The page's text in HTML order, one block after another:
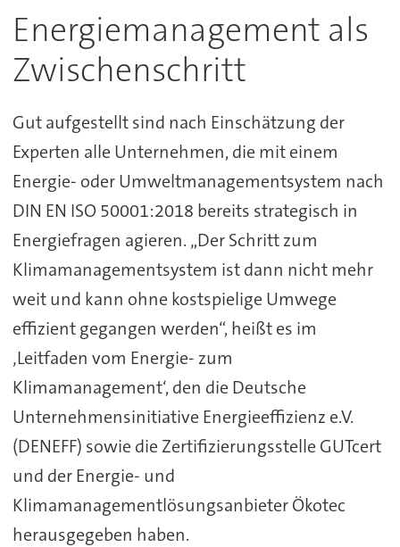
Energiemanagement als
Zwischenschritt
Gut aufgestellt sind nach Einschätzung der
Experten alle Unternehmen, die mit einem
Energie- oder Umweltmanagementsystem nach
DIN EN ISO 50001:2018 bereits strategisch in
Energiefragen agieren. „Der Schritt zum
Klimamanagementsystem ist dann nicht mehr
weit und kann ohne kostspielige Umwege
effizient gegangen werden“, heißt es im
‚Leitfaden vom Energie- zum
Klimamanagement‘, den die Deutsche
Unternehmensinitiative Energieeffizienz e.V.
(DENEFF) sowie die Zertifizierungsstelle GUTcert
und der Energie- und
Klimamanagementlösungsanbieter Ökotec
herausgegeben haben.